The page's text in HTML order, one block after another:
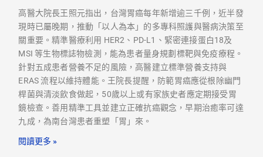
高醫大院長王照元指出，台灣胃癌每年新增逾三千例，近半發
現時已屬晚期，推動「以人為本」的多專科照護與醫病決策至
關重要。精準醫療利用 HER2、PD-L1、緊密連接蛋白18及
MSI 等生物標誌物檢測，能為患者量身規劃標靶與免疫療程。
針對五成患者營養不足的風險，高醫建立標準營養支持與
ERAS 流程以維持體能。王院長提醒，防範胃癌應從根除幽門
桿菌與清淡飲食做起，50歲以上或有家族史者應定期接受胃
鏡檢查。善用精準工具並建立正確抗癌觀念，早期治癒率可達
九成，為南台灣患者重塑「胃」來。
閱讀更多 »